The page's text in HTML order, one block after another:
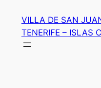
contenido
VILLA DE SAN
TENERIFE – ISLAS